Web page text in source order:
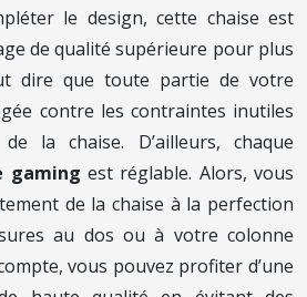
le design, cette chaise est
de qualité supérieure pour plus
dire que toute partie de votre
contre les contraintes inutiles
la chaise. D’ailleurs, chaque
gaming est réglable. Alors, vous
de la chaise à la perfection
au dos ou à votre colonne
vous pouvez profiter d’une